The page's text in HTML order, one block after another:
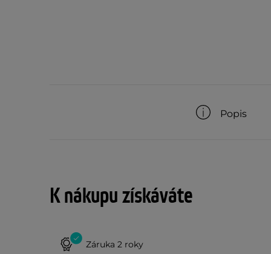
Popis
K nákupu získáváte
Záruka 2 roky